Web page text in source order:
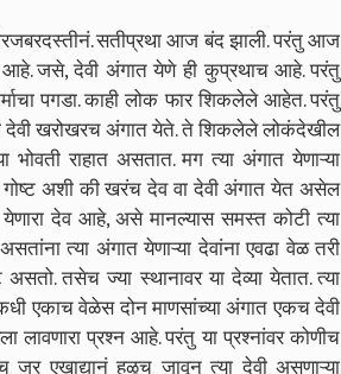
सतीप्रथा आज बंद झाली. परंतु आज
आहे. जसे, देवी अंगात येणे ही कुप्रथाच आहे. परंतु
पगडा. काही लोक फार शिकलेले आहेत. परंतु
देवी खरोखरच अंगात येते. ते शिकलेले लोकंदेखील
राहात असतात. मग त्या अंगात येणाऱ्या
गोष्ट अशी की खरंच देव वा देवी अंगात येत असेल
देव आहे, असे मानल्यास समस्त कोटी त्या
त्या अंगात येणाऱ्या देवांना एवढा वेळ तरी
तसेच ज्या स्थानावर या देव्या येतात. त्या
कधी एकाच वेळेस दोन माणसांच्या अंगात एकच देवी
लावणारा प्रश्न आहे. परंतु या प्रश्नांवर कोणीच